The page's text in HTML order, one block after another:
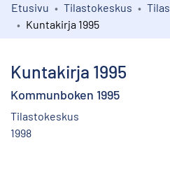
Kokoelmat
Etusivu Tilastokeskus
Kuntakirja 1995
Kuntakirja 1995
Kommunboken 1995
Tilastokeskus
1998